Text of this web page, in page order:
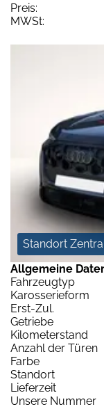
Preis:
MWSt:
Standort
Allgemeine
Fahrzeugtyp
Karosserieform
Erst-Zul.
Getriebe
Kilometerstand
Anzahl der Türen
Farbe
Standort
Lieferzeit
Unsere Nummer